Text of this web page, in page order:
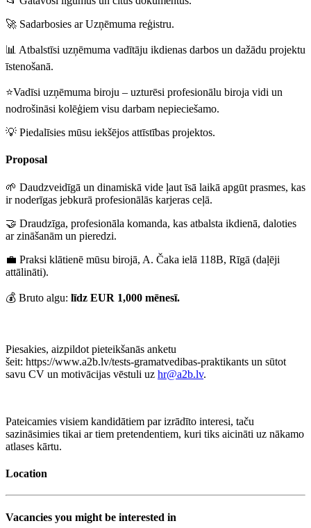
🚀 Sadarbosies ar Uzņēmuma reģistru.
📊 Atbalstīsi uzņēmuma vadītāju ikdienas darbos un dažādu projektu
īstenošanā.
⭐Vadīsi uzņēmuma biroju – uzturēsi profesionālu biroja vidi un
nodrošināsi kolēģiem visu darbam nepieciešamo.
💡 Piedalīsies mūsu iekšējos attīstības projektos.
Proposal
🌱 Daudzveidīgā un dinamiskā vide ļaut īsā laikā apgūt prasmes, kas
ir noderīgas jebkurā profesionālās karjeras ceļā.
🤝 Draudzīga, profesionāla komanda, kas atbalsta ikdienā, daloties
ar zināšanām un pieredzi.
💼 Praksi klātienē mūsu birojā, A. Čaka ielā 118B, Rīgā (daļēji
attālināti).
💰 Bruto algu: līdz EUR 1,000 mēnesī.
Piesakies, aizpildot pieteikšanās anketu
šeit: https://www.a2b.lv/tests-gramatvedibas-praktikants un sūtot
savu CV un motivācijas vēstuli uz hr@a2b.lv.
Pateicamies visiem kandidātiem par izrādīto interesi, taču
sazināsimies tikai ar tiem pretendentiem, kuri tiks aicināti uz nākamo
atlases kārtu.
Location
Vacancies you might be interested in